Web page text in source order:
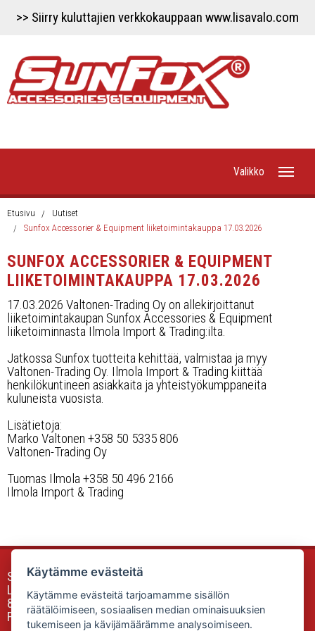
>> Siirry kuluttajien verkkokauppaan www.lisavalo.com
Valikko
Etusivu
Työvalot
Työvalopaneelit
Kaukovalot
Muut
Jälleenmyyjät
Yhteystiedot
UKK, takuuehdot
Etusivu
Uutiset
Sunfox Accessorier & Equipment liiketoimintakauppa 17.03.2026
SUNFOX ACCESSORIER & EQUIPMENT
LIIKETOIMINTAKAUPPA 17.03.2026
17.03.2026 Valtonen-Trading Oy on allekirjoittanut
liiketoimintakaupan Sunfox Accessories & Equipment
liiketoiminnasta Ilmola Import & Trading:ilta.
Jatkossa Sunfox tuotteita kehittää, valmistaa ja myy
Valtonen-Trading Oy. Ilmola Import & Trading kiittää
henkilökuntineen asiakkaita ja yhteistyökumppaneita
kuluneista vuosista.
Lisätietoja:
Marko Valtonen +358 50 5335 806
Valtonen-Trading Oy
Tuomas Ilmola +358 50 496 2166
Ilmola Import & Trading
Sunfox Accessories & Equipment
Luokkalankuja 2
85340 SIEVI
Finland
Käytämme evästeitä
Käytämme evästeitä tarjoamamme sisällön
räätälöimiseen, sosiaalisen median ominaisuuksien
tukemiseen ja kävijämäärämme analysoimiseen.